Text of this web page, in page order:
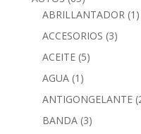
ABRILLANTADOR (1)
ACCESORIOS (3)
ACEITE (5)
AGUA (1)
ANTIGONGELANTE
BANDA (3)